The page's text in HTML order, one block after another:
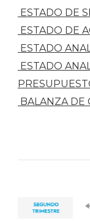
ESTADO DE
ESTADO DE
ESTADO
ESTADO
BALANZA DE